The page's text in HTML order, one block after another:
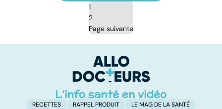
1
2
Page suivante
RECETTES RAPPEL PRODUIT
LE MAG DE LA SANTÉ